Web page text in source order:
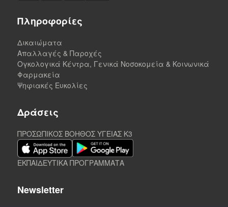
Πληροφορίες
Δικαιώματα
Απαλλαγές & Παροχές
Ογκολογικά Κέντρα, Γενικά Νοσοκομεία & Κοινωνικά
Φαρμακεία
Ψηφιακές Ευκολίες
Δράσεις
ΠΡΟΣΩΠΙΚΟΣ ΒΟΗΘΟΣ ΥΓΕΙΑΣ K3
ΕΚΠΑΙΔΕΥΤΙΚΑ ΠΡΟΓΡΑΜΜΑΤΑ
Newsletter